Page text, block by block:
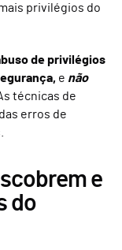
privilégios do
de privilégios
e não
técnicas de
erros de
e
do